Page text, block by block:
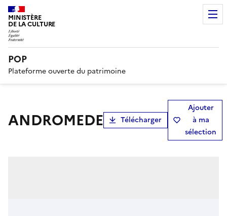
MINISTÈRE
DE LA CULTURE
POP
Plateforme ouverte du patrimoine
ANDROMEDE Télécharger
Ajouter
à ma
sélection